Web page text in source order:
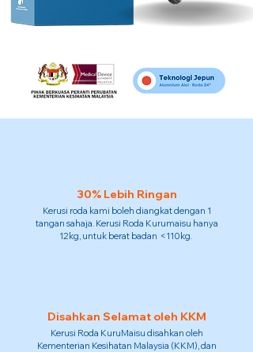
30% Lebih Ringan
Kerusi roda kami boleh diangkat dengan 1
tangan sahaja. Kerusi Roda Kurumaisu hanya
12kg, untuk berat badan <110kg.
Disahkan Selamat oleh KKM
Kerusi Roda KuruMaisu disahkan oleh
Kementerian Kesihatan Malaysia (KKM), dan